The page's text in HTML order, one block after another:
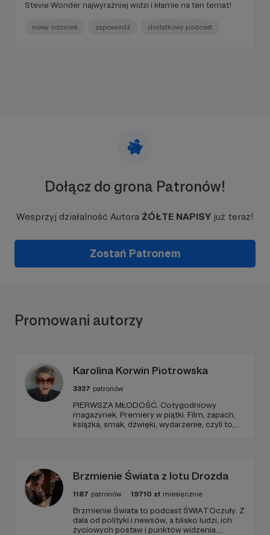
Stevie Wonder najwyraźniej widzi i kłamie na ten temat!
nowy odcinek zapowiedź dodatkowy podcast
Dołącz do grona Patronów!
Wesprzyj działalność Autora ŻÓŁTE NAPISY już teraz!
Zostań Patronem
Promowani autorzy
Karolina Korwin Piotrowska
3337 patronów
PIERWSZA MŁODOŚĆ. Cotygodniowy
magazynek. Premiery w piątki. Film, zapach,
książka, smak, dźwięki, wydarzenie, czyli to,
Brzmienie Świata z lotu Drozda
1187 patronów 19710 zł miesięcznie
Brzmienie Świata to podcast ŚWIATOczuły. Z
dala od polityki i newsów, a blisko ludzi, ich
życiowych postaw i punktów widzenia.